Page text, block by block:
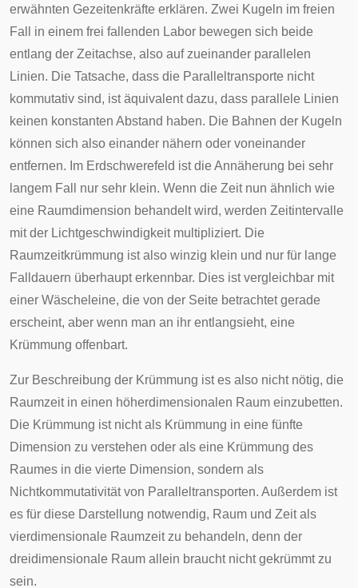
erwähnten Gezeitenkräfte erklären. Zwei Kugeln im freien
Fall in einem frei fallenden Labor bewegen sich beide
entlang der Zeitachse, also auf zueinander parallelen
Linien. Die Tatsache, dass die Paralleltransporte nicht
kommutativ sind, ist äquivalent dazu, dass parallele Linien
keinen konstanten Abstand haben. Die Bahnen der Kugeln
können sich also einander nähern oder voneinander
entfernen. Im Erdschwerefeld ist die Annäherung bei sehr
langem Fall nur sehr klein. Wenn die Zeit nun ähnlich wie
eine Raumdimension behandelt wird, werden Zeitintervalle
mit der Lichtgeschwindigkeit multipliziert. Die
Raumzeitkrümmung ist also winzig klein und nur für lange
Falldauern überhaupt erkennbar. Dies ist vergleichbar mit
einer Wäscheleine, die von der Seite betrachtet gerade
erscheint, aber wenn man an ihr entlangsieht, eine
Krümmung offenbart.
Zur Beschreibung der Krümmung ist es also nicht nötig, die
Raumzeit in einen höherdimensionalen Raum einzubetten.
Die Krümmung ist nicht als Krümmung in eine fünfte
Dimension zu verstehen oder als eine Krümmung des
Raumes in die vierte Dimension, sondern als
Nichtkommutativität von Paralleltransporten. Außerdem ist
es für diese Darstellung notwendig, Raum und Zeit als
vierdimensionale Raumzeit zu behandeln, denn der
dreidimensionale Raum allein braucht nicht gekrümmt zu
sein.